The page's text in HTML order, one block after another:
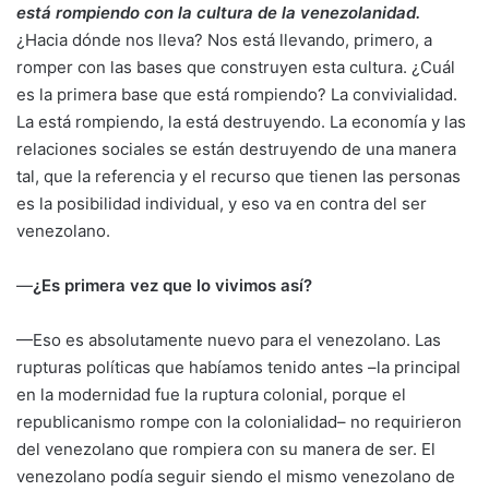
está rompiendo con la cultura de la venezolanidad.
¿Hacia dónde nos lleva? Nos está llevando, primero, a
romper con las bases que construyen esta cultura. ¿Cuál
es la primera base que está rompiendo? La convivialidad.
La está rompiendo, la está destruyendo. La economía y las
relaciones sociales se están destruyendo de una manera
tal, que la referencia y el recurso que tienen las personas
es la posibilidad individual, y eso va en contra del ser
venezolano.
—¿Es primera vez que lo vivimos así?
—Eso es absolutamente nuevo para el venezolano. Las
rupturas políticas que habíamos tenido antes –la principal
en la modernidad fue la ruptura colonial, porque el
republicanismo rompe con la colonialidad– no requirieron
del venezolano que rompiera con su manera de ser. El
venezolano podía seguir siendo el mismo venezolano de